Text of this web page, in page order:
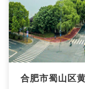
合肥市蜀山区